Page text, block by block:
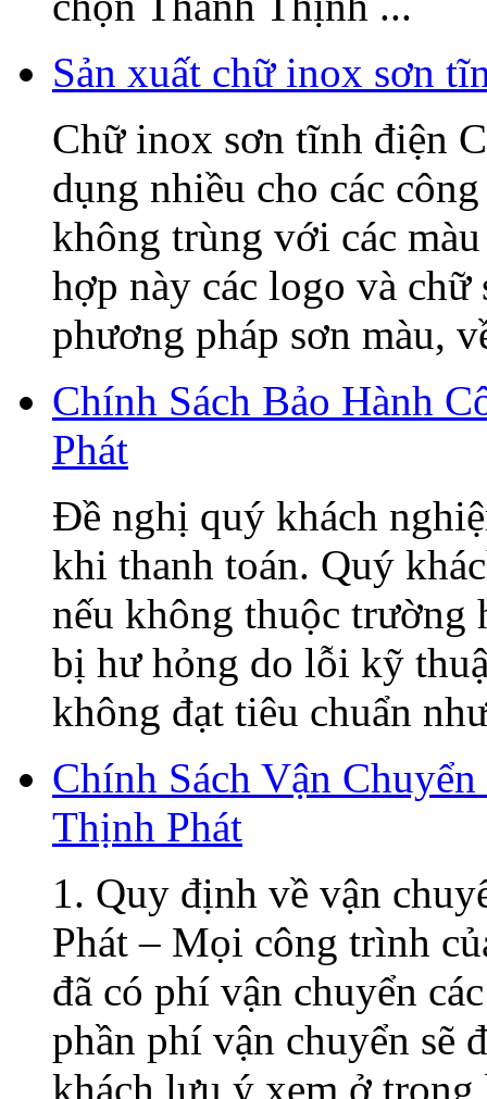
Sản xuất chữ inox sơn
Chữ inox sơn tĩnh điện
dụng nhiều cho các
không trùng với các
hợp này các logo và chữ
phương pháp sơn màu,
Chính Sách Bảo Hành
Phát
Đề nghị quý khách
khi thanh toán. Quý
nếu không thuộc trường
bị hư hỏng do lỗi kỹ
không đạt tiêu chuẩn
Chính Sách Vận
Thịnh Phát
1. Quy định về vận
Phát – Mọi công trình
đã có phí vận chuyển
phần phí vận chuyển sẽ
khách lưu ý xem ở trong